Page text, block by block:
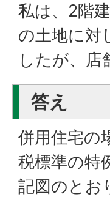
私は、2階
の土地に対
したが、店
答え
併用住宅の
税標準の特
記図のとお